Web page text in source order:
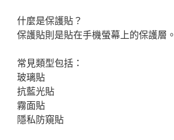
什麼是保護貼？
保護貼則是貼在手機螢幕上的保護層。
常見類型包括：
玻璃貼
抗藍光貼
霧面貼
隱私防窺貼